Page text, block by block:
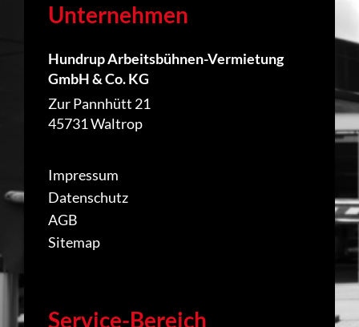
Unternehmen
Hundrup Arbeitsbühnen-Vermietung
GmbH & Co. KG
Zur Pannhütt 21
45731 Waltrop
Impressum
Datenschutz
AGB
Sitemap
Service-Bereich